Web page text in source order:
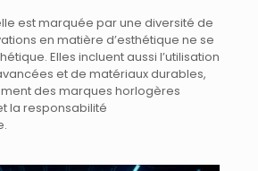
est marquée par une diversité de
en matière d’esthétique ne se
Elles incluent aussi l’utilisation
et de matériaux durables,
des marques horlogères
la responsabilité